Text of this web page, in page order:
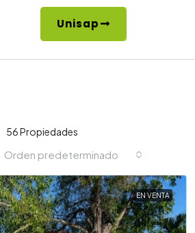
Unisap
56 Propiedades
Orden predeterminado
EN VENTA